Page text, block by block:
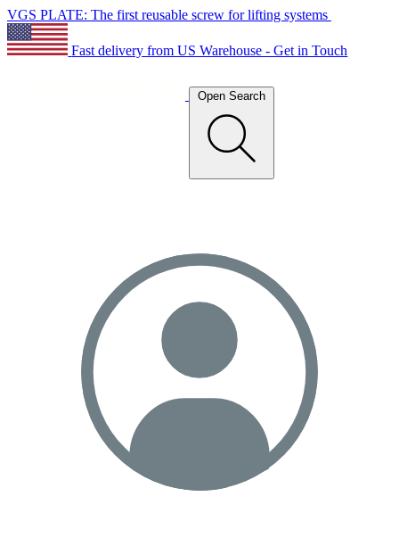
VGS PLATE: The first reusable screw for lifting systems
Fast delivery from US Warehouse - Get in Touch
Open Search